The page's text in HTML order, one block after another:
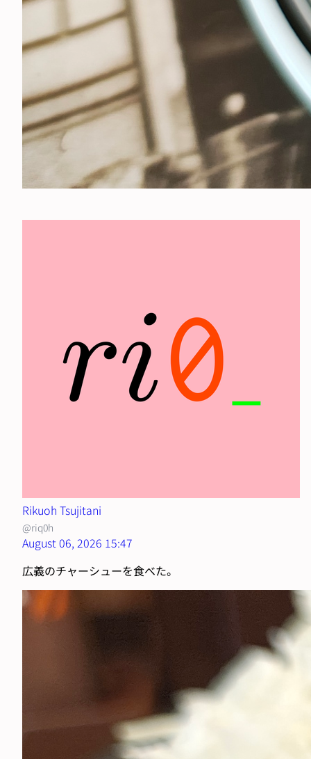
Rikuoh Tsujitani
@riq0h
August 06, 2026 15:47
広義のチャーシューを食べた。